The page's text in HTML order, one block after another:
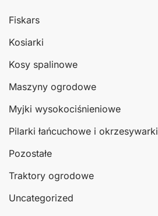
Fiskars
Kosiarki
Kosy spalinowe
Maszyny ogrodowe
Myjki wysokociśnieniowe
Pilarki łańcuchowe i okrzesywarki
Pozostałe
Traktory ogrodowe
Uncategorized